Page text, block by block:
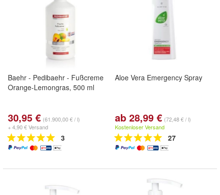
Baehr - Pedibaehr - Fußcreme
Orange-Lemongras, 500 ml
30,95 € (61.900,00 € / l)
+ 4,90 € Versand
3
Aloe Vera Emergency Spray
ab 28,99 € (72,48 € / l)
Kostenloser Versand
27